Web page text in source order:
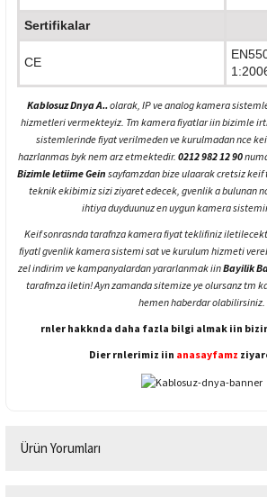
Sertifikalar
CE
Kablosuz Dnya A..olarak, IP ve analog kamera
hizmetleri vermekteyiz. Tm kamera fiyatlar iin bizimle
sistemlerinde fiyat verilmeden ve kurulmadan nce
hazrlanmas byk nem arz etmektedir. 0212 982 12 90
Bizimle letiime Gein sayfamzdan bize ulaarak cretsiz
teknik ekibimiz sizi ziyaret edecek, gvenlik a bulunan
ihtiya duyduunuz en uygun kamera
Keif sonrasnda tarafnza kamera fiyat teklifiniz
fiyatl gvenlik kamera sistemi sat ve kurulum hizmeti
zel indirim ve kampanyalardan yararlanmak iinBayilik
tarafmza iletin! Ayn zamanda sitemize ye olursanz tm
hemen haberdar olabilirsiniz.
rnler hakknda daha fazla bilgi almak iin
Dier rnlerimiz iin anasayfamz
Ürün Yorumları